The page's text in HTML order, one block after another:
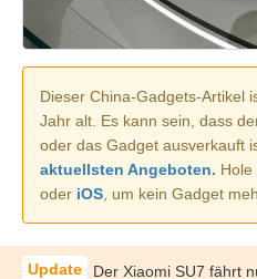
Dieser China-Gadgets-Artikel
Jahr alt. Es kann sein, dass
oder das Gadget ausverkauft
aktuellsten Angeboten. Hole
oder iOS , um kein Gadget
Der Xiaomi SU7 fährt